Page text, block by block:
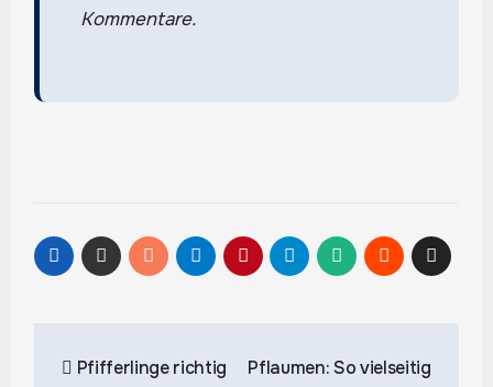
Kommentare.
Pfifferlinge richtig
Pflaumen: So vielseitig